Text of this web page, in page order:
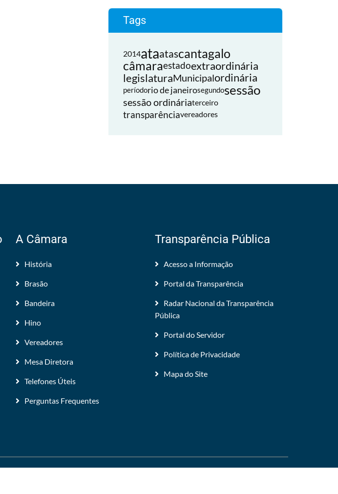
Tags
2014ataatascantagalo
câmaraestadoextraordinária
legislaturaMunicipalordinária
períodorio de janeirosegundosessão
sessão ordináriaterceiro
transparênciavereadores
A Câmara
História
Brasão
Bandeira
Hino
Vereadores
Mesa Diretora
Telefones Úteis
Perguntas Frequentes
Transparência Pública
Acesso a Informação
Portal da Transparência
Radar Nacional da Transparência
Pública
Portal do Servidor
Política de Privacidade
Mapa do Site